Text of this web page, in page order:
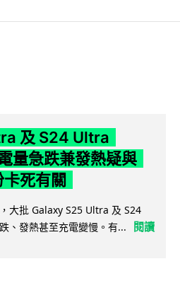
及 S24 Ultra
量急跌兼發熱疑與
死有關
大批 Galaxy S25 Ultra 及 S24
、發熱甚至充電變慢。有...
閱讀